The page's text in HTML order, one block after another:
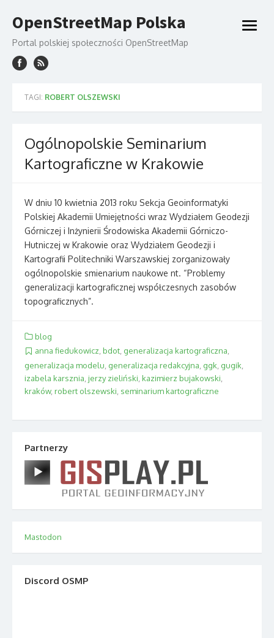
to
content
OpenStreetMap Polska
Portal polskiej społeczności OpenStreetMap
open
TAGI: ROBERT OLSZEWSKI
Ogólnopolskie Seminarium
Kartograficzne w Krakowie
W dniu 10 kwietnia 2013 roku Sekcja Geoinformatyki
Polskiej Akademii Umiejętności wraz Wydziałem Geodezji
Górniczej i Inżynierii Środowiska Akademii Górniczo-
Hutniczej w Krakowie oraz Wydziałem Geodezji i
Kartografii Politechniki Warszawskiej zorganizowały
ogólnopolskie smienarium naukowe nt. “Problemy
generalizacji kartograficznej współczesnych zasobów
topograficznych”.
blog
anna fiedukowicz, bdot, generalizacja kartograficzna,
generalizacja modelu generalizacja redakcyjna ggk gugik
izabela karsznia jerzy zieliński kazimierz bujakowski
kraków, robert olszewski seminarium kartograficzne
Partnerzy
Mastodon
Discord OSMP